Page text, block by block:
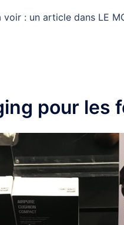
voir : un article dans LE
pour les